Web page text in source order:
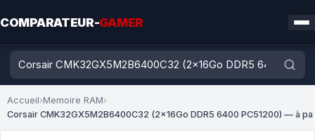
COMPARATEUR-GAMER
Accueil›Memoire RAM›
Corsair CMK32GX5M2B6400C32 (2x16Go DDR5 6400 PC51200) — à pa